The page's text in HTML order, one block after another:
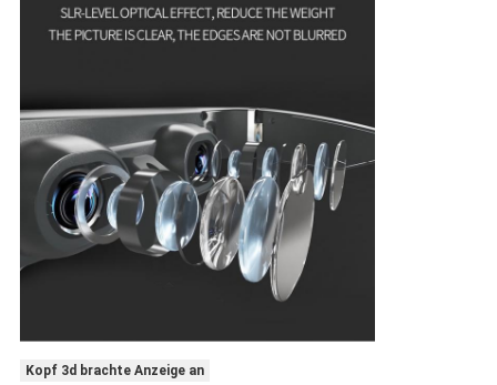
Kopf 3d brachte Anzeige an